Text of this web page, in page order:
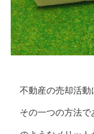
不動産の売却活動
その一つの方法